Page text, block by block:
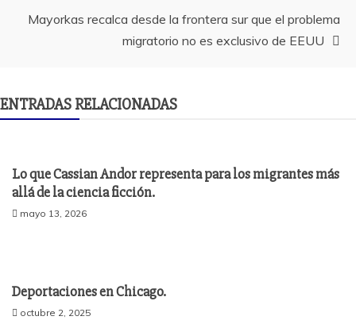
entradas
Mayorkas recalca desde la frontera sur que el problema
migratorio no es exclusivo de EEUU
ENTRADAS RELACIONADAS
Lo que Cassian Andor representa para los migrantes más
allá de la ciencia ficción.
mayo 13, 2026
Deportaciones en Chicago.
octubre 2, 2025